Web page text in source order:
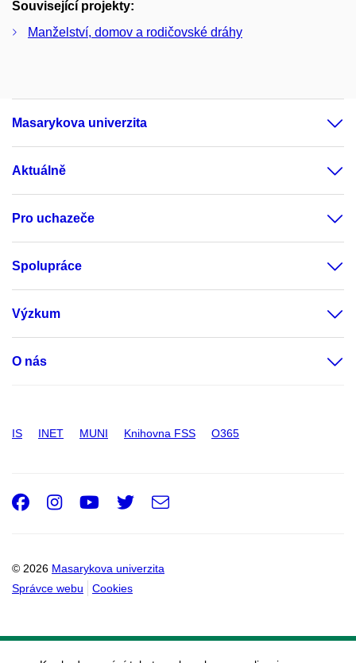
Související projekty:
Manželství, domov a rodičovské dráhy
Masarykova univerzita
Aktuálně
Pro uchazeče
Spolupráce
Výzkum
O nás
IS INET MUNI Knihovna FSS O365
© 2026 Masarykova univerzita
Správce webu
Cookies
Facebook
Instagram
Youtube
Twitter
e-